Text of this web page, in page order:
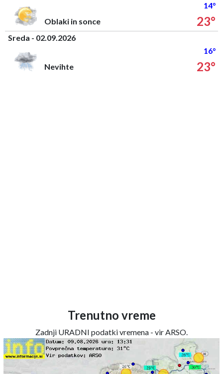
14°
Oblaki in sonce
23°
Sreda - 02.09.2026
16°
Nevihte
23°
Trenutno vreme
Zadnji URADNI podatki vremena - vir ARSO.